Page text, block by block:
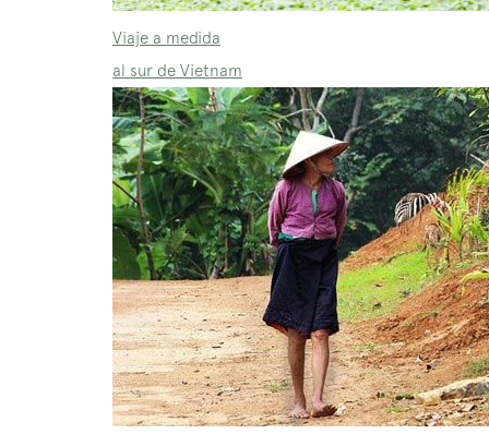
Viaje a medida
al sur de Vietnam